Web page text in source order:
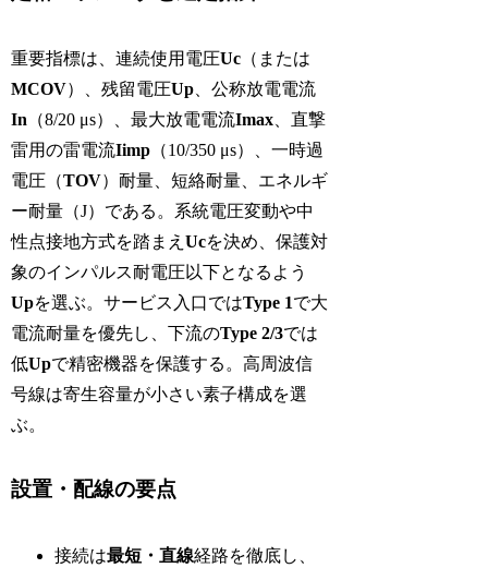
重要指標は、連続使用電圧Uc （または
MCOV）、残留電圧Up 、公称放電電流
In （8/20 μs）、最大放電電流Imax 、直撃
雷用の雷電流Iimp （10/350 μs）、一時過
電圧（TOV）耐量、短絡耐量、エネルギ
ー耐量（J）である。系統電圧変動や中
性点接地方式を踏まえUcを決め、保護対
象のインパルス耐電圧以下となるよう
Upを選ぶ。サービス入口ではType 1で大
電流耐量を優先し、下流のType 2/3では
低Upで精密機器を保護する。高周波信
号線は寄生容量が小さい素子構成を選
ぶ。
設置・配線の要点
接続は最短・直線経路を徹底し、